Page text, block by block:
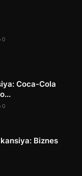
0
Coca-Cola
0
Biznes